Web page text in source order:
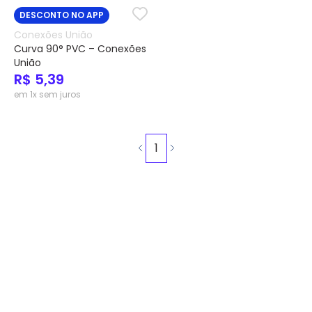
DESCONTO NO APP
Conexões União
Curva 90° PVC – Conexões
União
R$ 5,39
em 1x sem juros
1